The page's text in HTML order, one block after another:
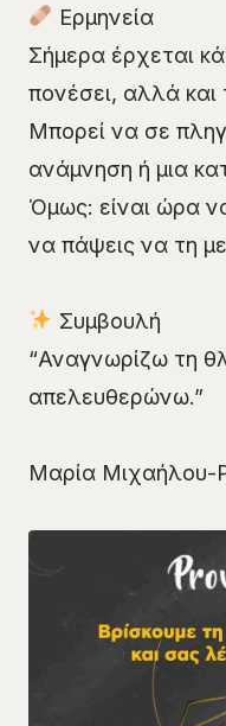
Ερμηνεία
Σήμερα έρχεται
πονέσει, αλλά και
Μπορεί να σε
ανάμνηση ή μια
Όμως: είναι ώρα
να πάψεις να τη
Συμβουλή
“Αναγνωρίζω τη
απελευθερώνω.”
Μαρία Μιχαήλου-